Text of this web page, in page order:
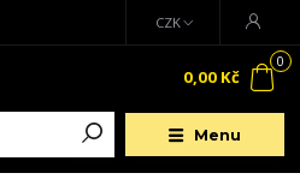
Menu
CZK
0
0,00 Kč